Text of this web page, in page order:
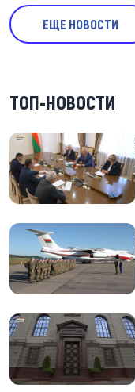
ЕЩЕ НОВОСТИ
ТОП-НОВОСТИ